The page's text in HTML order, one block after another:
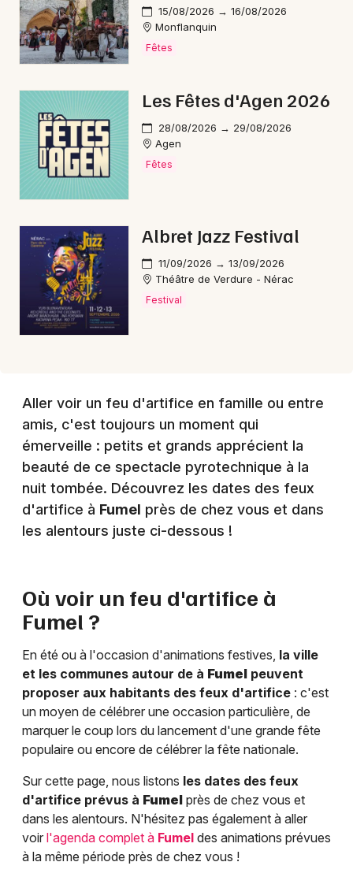
Actus à Fumel
Magazine à Fumel
47 - Lot-et-Garonne
Choisir mes départements
Mon email
15/08/2026 → 16/08/2026
Monflanquin
Fêtes
Les Fêtes d'Agen 2026
28/08/2026 → 29/08/2026
Agen
Fêtes
Albret Jazz Festival
11/09/2026 → 13/09/2026
Théâtre de Verdure - Nérac
Festival
Aller voir un feu d'artifice en famille ou entre
amis, c'est toujours un moment qui
émerveille : petits et grands apprécient la
beauté de ce spectacle pyrotechnique à la
nuit tombée. Découvrez les dates des feux
d'artifice à Fumel près de chez vous et dans
les alentours juste ci-dessous !
Où voir un feu d'artifice à
Fumel ?
En été ou à l'occasion d'animations festives, la ville
et les communes autour de à Fumel peuvent
proposer aux habitants des feux d'artifice : c'est
un moyen de célébrer une occasion particulière, de
marquer le coup lors du lancement d'une grande fête
populaire ou encore de célébrer la fête nationale.
Sur cette page, nous listons les dates des feux
d'artifice prévus à Fumel près de chez vous et
dans les alentours. N'hésitez pas également à aller
voir l'agenda complet à Fumel des animations prévues
à la même période près de chez vous !